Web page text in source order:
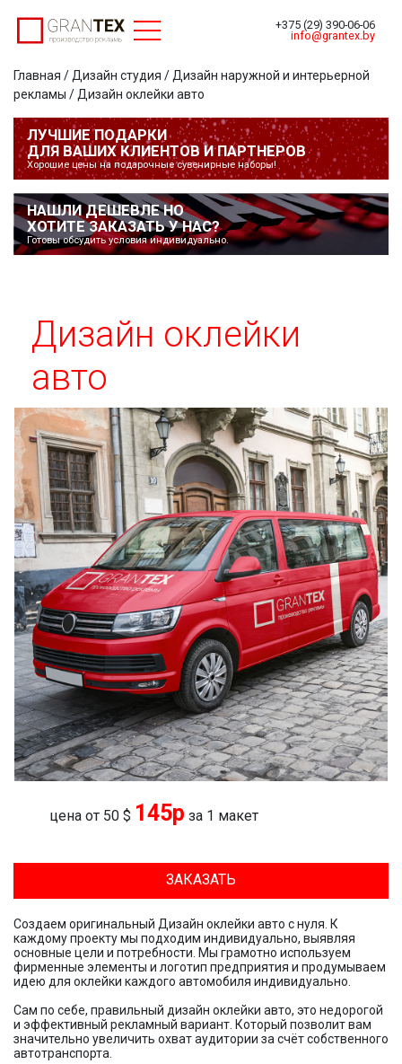
+375 (29) 390-06-06
info@grantex.by
Главная / Дизайн студия / Дизайн наружной и интерьерной
рекламы / Дизайн оклейки авто
ЛУЧШИЕ ПОДАРКИ
ДЛЯ ВАШИХ КЛИЕНТОВ И ПАРТНЕРОВ
Хорошие цены на подарочные сувенирные наборы!
НАШЛИ ДЕШЕВЛЕ НО
ХОТИТЕ ЗАКАЗАТЬ У НАС?
Готовы обсудить условия индивидуально.
Дизайн оклейки
авто
цена от 50 $ 145р за 1 макет
ЗАКАЗАТЬ
Создаем оригинальный Дизайн оклейки авто с нуля. К
каждому проекту мы подходим индивидуально, выявляя
основные цели и потребности. Мы грамотно используем
фирменные элементы и логотип предприятия и продумываем
идею для оклейки каждого автомобиля индивидуально.
Сам по себе, правильный дизайн оклейки авто, это недорогой
и эффективный рекламный вариант. Который позволит вам
значительно увеличить охват аудитории за счёт собственного
автотранспорта.